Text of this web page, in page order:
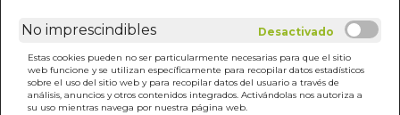
No imprescindibles
Estas cookies pueden no ser particularmente necesarias para que el sitio
web funcione y se utilizan específicamente para recopilar datos estadísticos
sobre el uso del sitio web y para recopilar datos del usuario a través de
análisis, anuncios y otros contenidos integrados. Activándolas nos autoriza a
su uso mientras navega por nuestra página web.